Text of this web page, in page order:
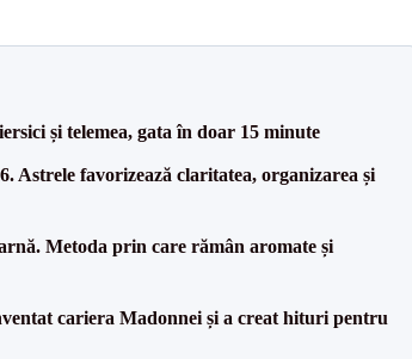
și telemea, gata în doar 15 minute
Astrele favorizează claritatea, organizarea și
Metoda prin care rămân aromate și
cariera Madonnei și a creat hituri pentru